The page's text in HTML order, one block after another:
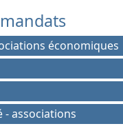
économiques
- associations